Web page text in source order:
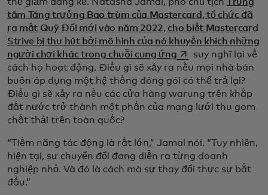
tâm Tăng trưởng Bao trùm của Mastercard, tổ chức đã
ra mắt Quỹ Đổi mới vào năm 2022, cho biết Mastercard
Strive bị thu hút bởi mô hình của nó khuyến khích những
người chơi khác trong chuỗi cung ứngopens in a new tab
suy nghĩ lại về
cách họ hoạt động. Điều gì sẽ xảy ra nếu mọi nhà bán
buôn áp dụng một hệ thống đóng gói có thể trả lại?
Điều gì sẽ xảy ra nếu các cửa hàng warung trên khắp
đất nước trở thành một phần của mạng lưới thu gom
chất thải trên toàn quốc?
“Tiềm năng tác động là rất lớn,” Jamal nói. “Tuy nhiên,
hiện tại, sự chuyển đổi đang diễn ra từng doanh
nghiệp nhỏ. Và đó là cách mà sự thay đổi thực sự bắt
đầu.”